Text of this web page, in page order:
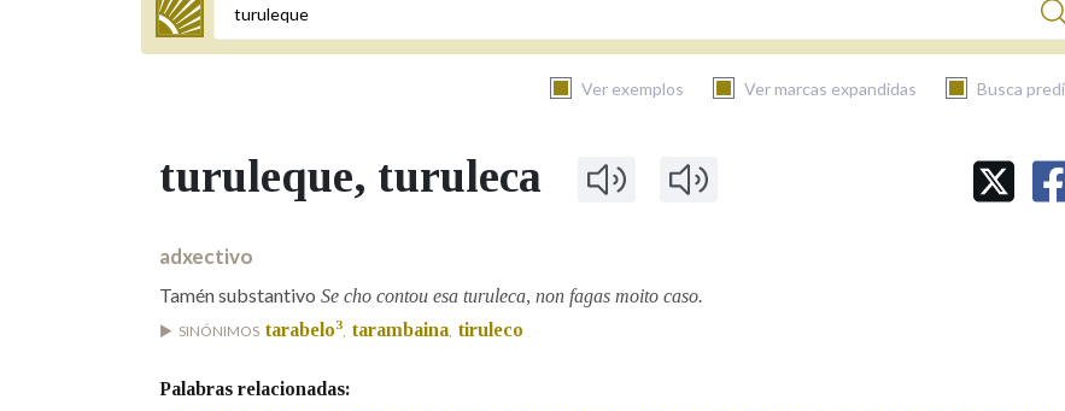
Termo a buscar
Ver exemplos Ver marcas expandidas Busca
BUSCAR NOS LEMAS
Remata por
BUSCAR NO CONTIDO
turuleque, turuleca
adxectivo
Tamén substantivo Se cho contou esa turuleca, non fagas moito caso.
SINÓNIMOS tarabelo3, tarambaina, tiruleco
Palabras relacionadas: